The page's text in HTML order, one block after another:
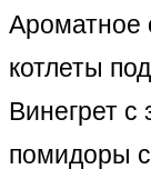
Ароматное
котлеты
Винегрет
помидоры